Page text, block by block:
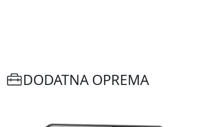
DODATNA OPREMA